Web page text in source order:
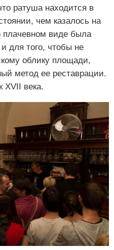
ратуша находится в
чем казалось на
плачевном виде была
для того, чтобы не
облику площади,
метод ее реставрации.
XVII века.